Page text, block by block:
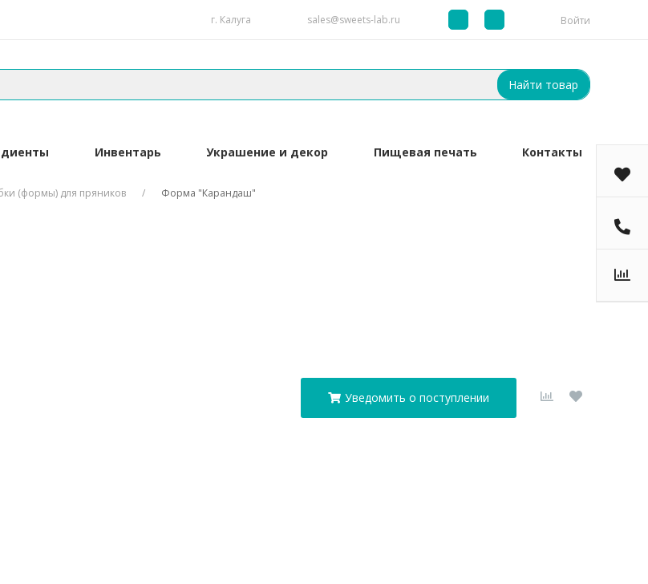
г. Калуга sales@sweets-lab.ru Войти
Найти товар
Инвентарь Украшение и декор Пищевая печать Контакты
(формы) для пряников Форма "Карандаш"
Уведомить о поступлении